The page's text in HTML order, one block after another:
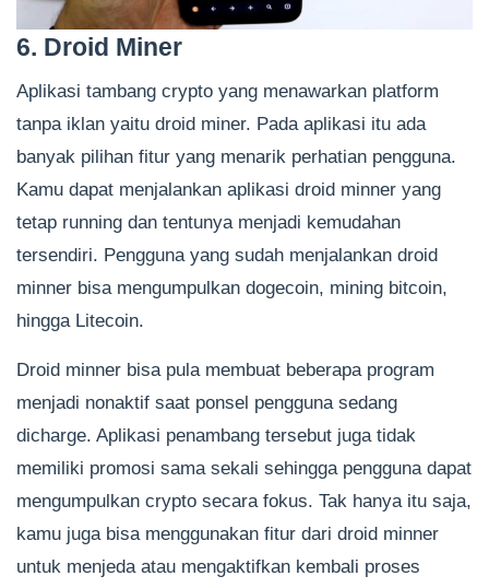
6. Droid Miner
Aplikasi tambang crypto yang menawarkan platform
tanpa iklan yaitu droid miner. Pada aplikasi itu ada
banyak pilihan fitur yang menarik perhatian pengguna.
Kamu dapat menjalankan aplikasi droid minner yang
tetap running dan tentunya menjadi kemudahan
tersendiri. Pengguna yang sudah menjalankan droid
minner bisa mengumpulkan dogecoin, mining bitcoin,
hingga Litecoin.
Droid minner bisa pula membuat beberapa program
menjadi nonaktif saat ponsel pengguna sedang
dicharge. Aplikasi penambang tersebut juga tidak
memiliki promosi sama sekali sehingga pengguna dapat
mengumpulkan crypto secara fokus. Tak hanya itu saja,
kamu juga bisa menggunakan fitur dari droid minner
untuk menjeda atau mengaktifkan kembali proses